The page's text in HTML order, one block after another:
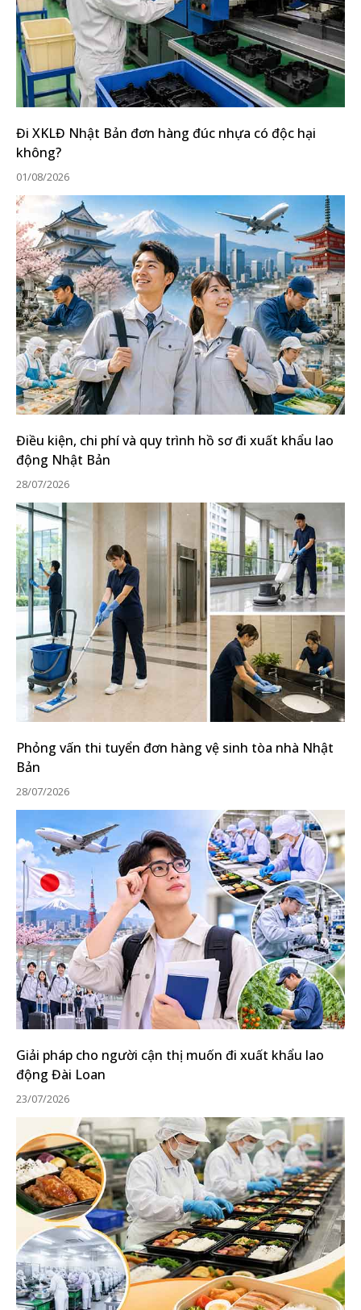
Đi XKLĐ Nhật Bản đơn hàng đúc nhựa có độc hại
không?
01/08/2026
Điều kiện, chi phí và quy trình hồ sơ đi xuất khẩu lao
động Nhật Bản
28/07/2026
Phỏng vấn thi tuyển đơn hàng vệ sinh tòa nhà Nhật
Bản
28/07/2026
Giải pháp cho người cận thị muốn đi xuất khẩu lao
động Đài Loan
23/07/2026